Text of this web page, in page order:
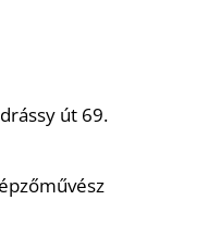
út 69.